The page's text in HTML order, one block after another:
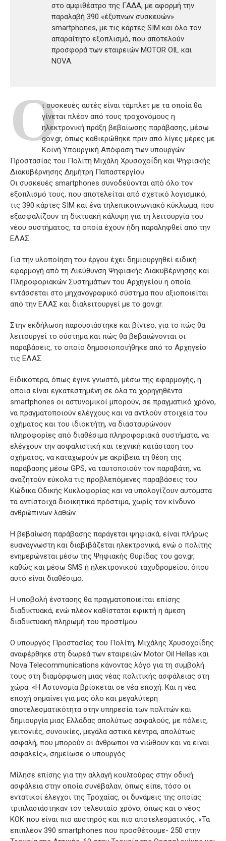
στο αμφιθέατρο της ΓΑΔΑ, με αφορμή την
παραλαβή 390 «έξυπνων συσκευών»
smartphones, με τις κάρτες SIM και όλο τον
απαραίτητο εξοπλισμό, που αποτελούν
προσφορά των εταιρειών MOTOR OIL και
NOVA.
Οι συσκευές αυτές είναι τάμπλετ με τα οποία θα
γίνεται πλέον από τους τροχονόμους η
ηλεκτρονική πράξη βεβαίωσης παράβασης, μέσω
gov.gr, όπως καθιερώθηκε πριν από λίγες μέρες με
Κοινή Υπουργική Απόφαση των υπουργών
Προστασίας του Πολίτη Μιχάλη Χρυσοχοΐδη και Ψηφιακής
Διακυβέρνησης Δημήτρη Παπαστεργίου.
Οι συσκευές smartphones συνοδεύονται από όλο τον
εξοπλισμό τους, που αποτελείται από σχετικό λογισμικό,
τις 390 κάρτες SIM και ένα τηλεπικοινωνιακό κύκλωμα, που
εξασφαλίζουν τη δικτυακή κάλυψη για τη λειτουργία του
νέου συστήματος, τα οποία έχουν ήδη παραληφθεί από την
ΕΛΑΣ.
Για την υλοποίηση του έργου έχει δημιουργηθεί ειδική
εφαρμογή από τη Διεύθυνση Ψηφιακής Διακυβέρνησης και
Πληροφοριακών Συστημάτων του Αρχηγείου η οποία
εντάσσεται στο μηχανογραφικό σύστημα που αξιοποιείται
από την ΕΛΑΣ και διαλειτουργεί με το gov.gr.
Στην εκδήλωση παρουσιάστηκε και βίντεο, για το πώς θα
λειτουργεί το σύστημα και πώς θα βεβαιώνονται οι
παραβάσεις, το οποίο δημοσιοποιήθηκε από το Αρχηγείο
τις ΕΛΑΣ.
Ειδικότερα, όπως έγινε γνωστό, μέσω της εφαρμογής, η
οποία είναι εγκατεστημένη σε όλα τα χορηγηθέντα
smartphones οι αστυνομικοί μπορούν, σε πραγματικό χρόνο,
να πραγματοποιούν ελέγχους και να αντλούν στοιχεία του
οχήματος και του ιδιοκτήτη, να διασταυρώνουν
πληροφορίες από διαθέσιμα πληροφοριακά συστήματα, να
ελέγχουν την ασφαλιστική και τεχνική κατάσταση του
οχήματος, να καταχωρούν με ακρίβεια τη θέση της
παράβασης μέσω GPS, να ταυτοποιούν τον παραβάτη, να
αναζητούν εύκολα τις προβλεπόμενες παραβάσεις του
Κώδικα Οδικής Κυκλοφορίας και να υπολογίζουν αυτόματα
τα αντίστοιχα διοικητικά πρόστιμα, χωρίς τον κίνδυνο
ανθρώπινων λαθών.
Η βεβαίωση παράβασης παράγεται ψηφιακά, είναι πλήρως
ευανάγνωστη και διαβιβάζεται ηλεκτρονικά, ενώ ο πολίτης
ενημερώνεται μέσω της Ψηφιακής Θυρίδας του gov.gr,
καθώς και μέσω SMS ή ηλεκτρονικού ταχυδρομείου, όπου
αυτό είναι διαθέσιμο.
Η υποβολή ένστασης θα πραγματοποιείται επίσης
διαδικτυακά, ενώ πλέον καθίσταται εφικτή η άμεση
διαδικτυακή πληρωμή του προστίμου.
Ο υπουργός Προστασίας του Πολίτη, Μιχάλης Χρυσοχοΐδης
αναφέρθηκε στη δωρεά των εταιρειών Motor Oil Hellas και
Nova Telecommunications κάνοντας λόγο για τη συμβολή
τους στη διαμόρφωση μιας νέας πολιτικής ασφάλειας στη
χώρα. «Η Αστυνομία βρίσκεται σε νέα εποχή. Και η νέα
εποχή σημαίνει για μας όλο και μεγαλύτερη
αποτελεσματικότητα στην υπηρεσία των πολιτών και
δημιουργία μιας Ελλάδας απολύτως ασφαλούς, με πόλεις,
γειτονιές, συνοικίες, μεγάλα αστικά κέντρα, απολύτως
ασφαλή, που μπορούν οι άνθρωποι να νιώθουν και να είναι
ασφαλείς», σημείωσε ο υπουργός.
Μίλησε επίσης για την αλλαγή κουλτούρας στην οδική
ασφάλεια στην οποία συνέβαλαν, όπως είπε, τόσο οι
εντατικοί έλεγχοι της Τροχαίας, οι δυνάμεις της οποίας
τριπλασιάστηκαν τον τελευταίο χρόνο, όπως και ο νέος
ΚΟΚ που είναι πιο αυστηρός και πιο αποτελεσματικός. «Τα
επιπλέον 390 smartphones που προσθέτουμε- 250 στην